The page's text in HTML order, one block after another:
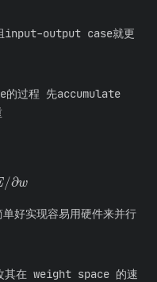
input-output case就更
过程 先accumulate
/
好实现容易用硬件来并行
其在 weight space 的速